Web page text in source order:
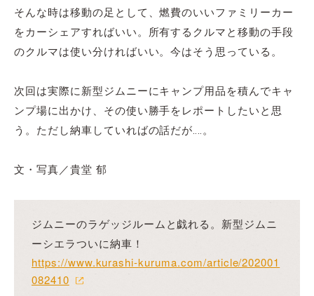
そんな時は移動の足として、燃費のいいファミリーカー
をカーシェアすればいい。所有するクルマと移動の手段
のクルマは使い分ければいい。今はそう思っている。
次回は実際に新型ジムニーにキャンプ用品を積んでキャ
ンプ場に出かけ、その使い勝手をレポートしたいと思
う。ただし納車していればの話だが‥‥。
文・写真／貴堂 郁
ジムニーのラゲッジルームと戯れる。新型ジムニ
ーシエラついに納車！
https://www.kurashi-kuruma.com/article/202001
082410